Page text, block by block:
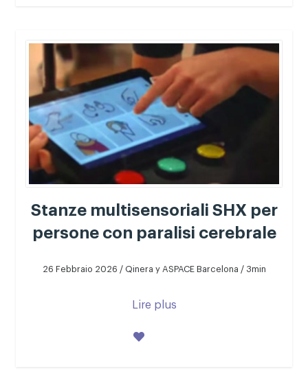
Stanze multisensoriali SHX per
persone con paralisi cerebrale
26 Febbraio 2026 / Qinera y ASPACE Barcelona / 3min
Lire plus